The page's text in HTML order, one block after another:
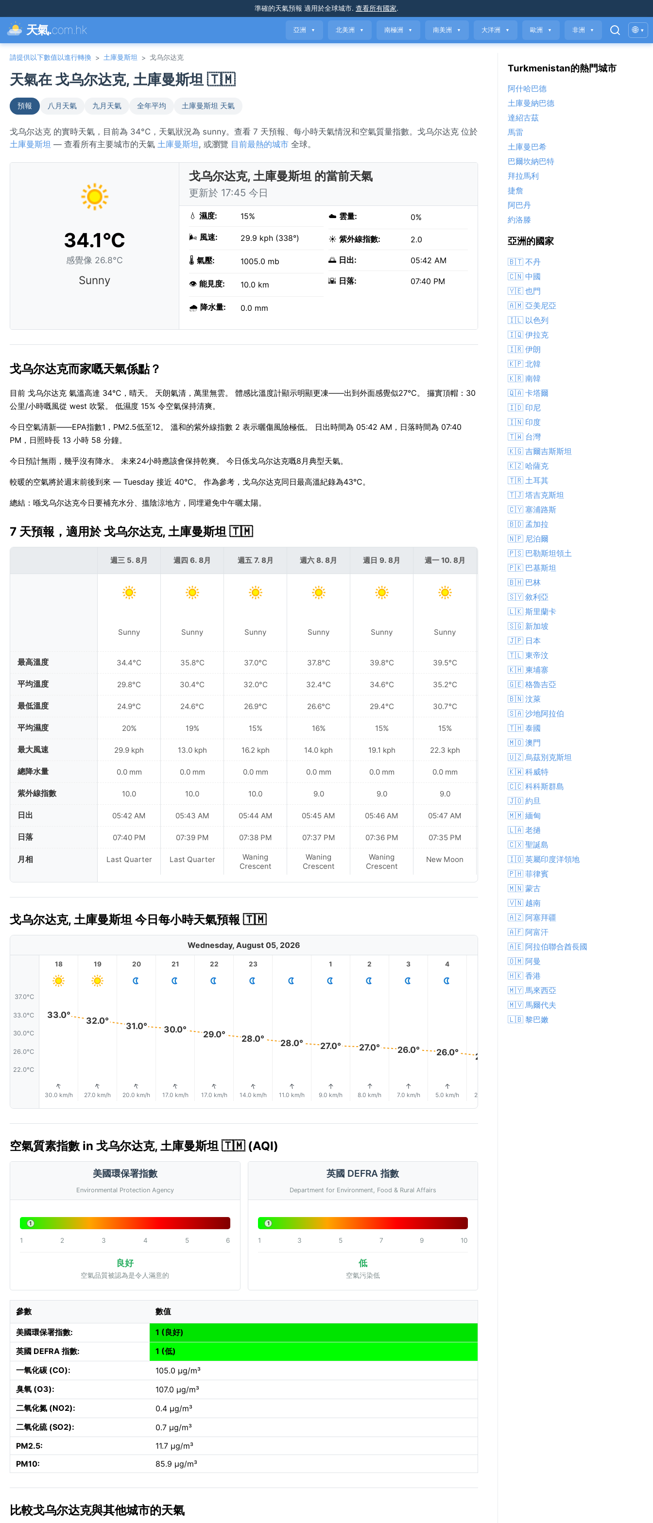
準確的天氣預報 適用於全球城市. 查看所有國家.
天氣.com.hk 亞洲 ▼ 北美洲 ▼ 南極洲 ▼ 南美洲 ▼ 大洋洲 ▼ 歐洲 ▼ 非洲 ▼ 🌐 ▾
請提供以下數值以進行轉換 > 土庫曼斯坦 > 戈乌尔达克
天氣在 戈乌尔达克, 土庫曼斯坦 🇹🇲
預報 八月天氣 九月天氣 全年平均 土庫曼斯坦 天氣
戈乌尔达克 的實時天氣，目前為 34°C，天氣狀況為 sunny。查看 7 天預報、每小時天氣情況和空氣質量指數。戈乌尔达克 位於
土庫曼斯坦 — 查看所有主要城市的天氣 土庫曼斯坦, 或瀏覽 目前最熱的城市 全球。
34.1°C
感覺像 26.8°C
Sunny
戈乌尔达克, 土庫曼斯坦 的當前天氣
更新於 17:45 今日
💧 濕度: 15%
🌬️ 風速: 29.9 kph (338°)
🌡️ 氣壓: 1005.0 mb
👁️ 能見度: 10.0 km
🌧️ 降水量: 0.0 mm
☁️ 雲量: 0%
☀️ 紫外線指數: 2.0
🌅 日出: 05:42 AM
🌇 日落: 07:40 PM
戈乌尔达克而家嘅天氣係點？
目前 戈乌尔达克 氣溫高達 34°C，晴天。 天朗氣清，萬里無雲。 體感比溫度計顯示明顯更凍——出到外面感覺似27°C。 攞實頂帽：30
公里/小時嘅風從 west 吹緊。 低濕度 15% 令空氣保持清爽。
今日空氣清新——EPA指數1，PM2.5低至12。 溫和的紫外線指數 2 表示曬傷風險極低。 日出時間為 05:42 AM，日落時間為 07:40
PM，日照時長 13 小時 58 分鐘。
今日預計無雨，幾乎沒有降水。 未來24小時應該會保持乾爽。 今日係戈乌尔达克嘅8月典型天氣。
較暖的空氣將於週末前後到來 — Tuesday 接近 40°C。 作為參考，戈乌尔达克同日最高溫紀錄為43°C。
總結：喺戈乌尔达克今日要補充水分、搵陰涼地方，同埋避免中午曬太陽。
7 天預報，適用於 戈乌尔达克, 土庫曼斯坦 🇹🇲
最高溫度
平均溫度
最低溫度
平均濕度
最大風速
總降水量
紫外線指數
日出
日落
月相
週三 5. 8月
Sunny
34.4°C
29.8°C
24.9°C
20%
29.9 kph
0.0 mm
10.0
05:42 AM
07:40 PM
Last Quarter
週四 6. 8月
Sunny
35.8°C
30.4°C
24.6°C
19%
13.0 kph
0.0 mm
10.0
05:43 AM
07:39 PM
Last Quarter
週五 7. 8月
Sunny
37.0°C
32.0°C
26.9°C
15%
16.2 kph
0.0 mm
10.0
05:44 AM
07:38 PM
Waning
Crescent
週六 8. 8月
Sunny
37.8°C
32.4°C
26.6°C
16%
14.0 kph
0.0 mm
9.0
05:45 AM
07:37 PM
Waning
Crescent
週日 9. 8月
Sunny
39.8°C
34.6°C
29.4°C
15%
19.1 kph
0.0 mm
9.0
05:46 AM
07:36 PM
Waning
Crescent
週一 10. 8月
Sunny
39.5°C
35.2°C
30.7°C
15%
22.3 kph
0.0 mm
9.0
05:47 AM
07:35 PM
New Moon
週二 11. 8月
Sunny
35.1°C
11%
0.0 mm
05:47 AM
New Moon
戈乌尔达克, 土庫曼斯坦 今日每小時天氣預報 🇹🇲
Wednesday, August 05, 2026
37.0°C
33.0°C
30.0°C
26.0°C
22.0°C
18
33.0°
↑
30.0 km/h
19
32.0°
↑
27.0 km/h
20
31.0°
↑
20.0 km/h
21
30.0°
↑
17.0 km/h
22
29.0°
↑
17.0 km/h
23
28.0°
↑
14.0 km/h
28.0°
↑
11.0 km/h
1
27.0°
↑
9.0 km/h
2
27.0°
↑
8.0 km/h
3
26.0°
↑
7.0 km/h
4
26.0°
↑
5.0 km/h
25.0°
2.0 km/h
6
空氣質素指數 in 戈乌尔达克, 土庫曼斯坦 🇹🇲 (AQI)
美國環保署指數
Environmental Protection Agency
1
1 2 3 4 5 6
良好
空氣品質被認為是令人滿意的
英國 DEFRA 指數
Department for Environment, Food & Rural Affairs
1
1 3 5 7 9 10
低
空氣污染低
參數 數值
美國環保署指數:
1 (良好)
英國 DEFRA 指數:
1 (低)
一氧化碳 (CO):
105.0 µg/m³
臭氧 (O3):
107.0 µg/m³
二氧化氮 (NO2):
0.4 µg/m³
二氧化硫 (SO2):
0.7 µg/m³
PM2.5:
11.7 µg/m³
PM10:
85.9 µg/m³
比較戈乌尔达克與其他城市的天氣
Turkmenistan的熱門城市
阿什哈巴德
土庫曼納巴德
達紹古茲
馬雷
土庫曼巴希
巴爾坎納巴特
拜拉馬利
捷詹
阿巴丹
約洛滕
亞洲的國家
🇧🇹 不丹
🇨🇳 中國
🇾🇪 也門
🇦🇲 亞美尼亞
🇮🇱 以色列
🇮🇶 伊拉克
🇮🇷 伊朗
🇰🇵 北韓
🇰🇷 南韓
🇶🇦 卡塔爾
🇮🇩 印尼
🇮🇳 印度
🇹🇼 台灣
🇰🇬 吉爾吉斯斯坦
🇰🇿 哈薩克
🇹🇷 土耳其
🇹🇯 塔吉克斯坦
🇨🇾 塞浦路斯
🇧🇩 孟加拉
🇳🇵 尼泊爾
🇵🇸 巴勒斯坦領土
🇵🇰 巴基斯坦
🇧🇭 巴林
🇸🇾 敘利亞
🇱🇰 斯里蘭卡
🇸🇬 新加坡
🇯🇵 日本
🇹🇱 東帝汶
🇰🇭 柬埔寨
🇬🇪 格魯吉亞
🇧🇳 汶萊
🇸🇦 沙地阿拉伯
🇹🇭 泰國
🇲🇴 澳門
🇺🇿 烏茲別克斯坦
🇰🇼 科威特
🇨🇨 科科斯群島
🇯🇴 約旦
🇲🇲 緬甸
🇱🇦 老撾
🇨🇽 聖誕島
🇮🇴 英屬印度洋領地
🇵🇭 菲律賓
🇲🇳 蒙古
🇻🇳 越南
🇦🇿 阿塞拜疆
🇦🇫 阿富汗
🇦🇪 阿拉伯聯合酋長國
🇴🇲 阿曼
🇭🇰 香港
🇲🇾 馬來西亞
🇲🇻 馬爾代夫
🇱🇧 黎巴嫩